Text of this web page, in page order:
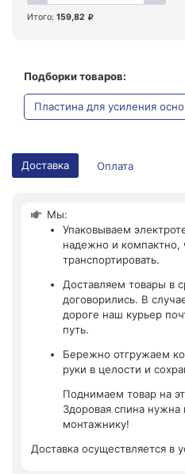
Итого: 159,82
Подборки товаров:
Пластина для усиления
Доставка Оплата
Мы:
Упаковываем
надежно и компактно,
транспортировать.
Доставляем товары в
договорились. В
дороге наш курьер
путь.
Бережно отгружаем
руки в целости и
Поднимаем товар на
Здоровая спина
монтажнику!
Доставка осуществляется в